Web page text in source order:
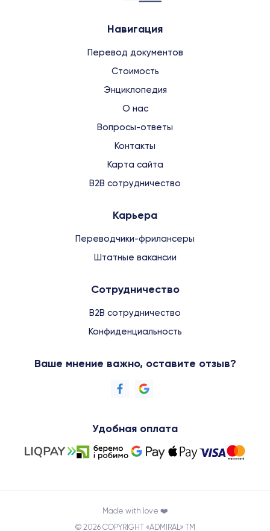
Навигация
Перевод документов
Стоимость
Энциклопедия
О нас
Вопросы-ответы
Контакты
Карта сайта
B2B сотрудничество
Карьера
Переводчики-фрилансеры
Штатные вакансии
Сотрудничество
B2B сотрудничество
Конфиденциальность
Ваше мнение важно, оставите отзыв?
Удобная оплата
Made with love ❤️
© 2026 COPYRIGHT «ADMIRAL» TM